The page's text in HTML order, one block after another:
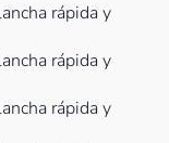
rápida y
rápida y
rápida y